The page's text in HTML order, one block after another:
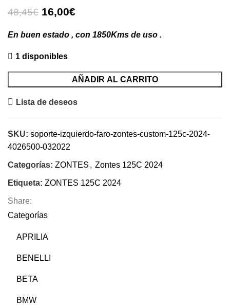
48,45€ El
original
48,45€.
16,00€El
actual
En buen estado , con 1850Kms de uso .
1 disponibles
AÑADIR AL CARRITO
Lista de deseos
SKU: soporte-izquierdo-faro-zontes-custom-125c-2024-
4026500-032022
Categorías: ZONTES , Zontes 125C 2024
Etiqueta: ZONTES 125C 2024
Share:
Categorías
APRILIA
BENELLI
BETA
BMW